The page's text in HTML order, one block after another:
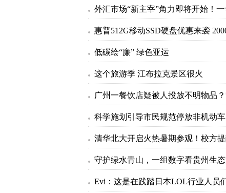
低碳绘“廉” 绿色亚运
这个旅游季 江布拉克景区很火
科学施划引导市民规范停放非机动车